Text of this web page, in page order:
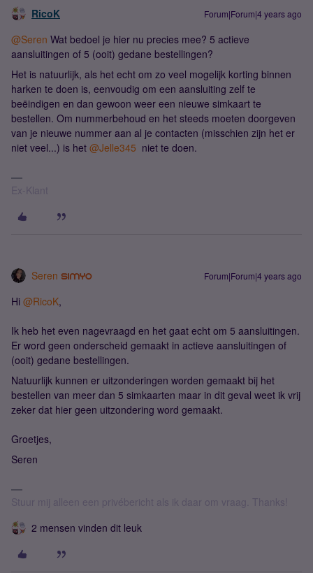
RicoK Forum|Forum|4 years ago
@Seren Wat bedoel je hier nu precies mee? 5 actieve
aansluitingen of 5 (ooit) gedane bestellingen?
Het is natuurlijk, als het echt om zo veel mogelijk korting binnen
harken te doen is, eenvoudig om een aansluiting zelf te
beëindigen en dan gewoon weer een nieuwe simkaart te
bestellen. Om nummerbehoud en het steeds moeten doorgeven
van je nieuwe nummer aan al je contacten (misschien zijn het er
niet veel...) is het @Jelle345 niet te doen.
Ex-Klant
Seren Forum|Forum|4 years ago
Hi @RicoK,
Ik heb het even nagevraagd en het gaat echt om 5 aansluitingen.
Er word geen onderscheid gemaakt in actieve aansluitingen of
(ooit) gedane bestellingen.
Natuurlijk kunnen er uitzonderingen worden gemaakt bij het
bestellen van meer dan 5 simkaarten maar in dit geval weet ik vrij
zeker dat hier geen uitzondering word gemaakt.
Groetjes,
Seren
Stuur mij alleen een privébericht als ik daar om vraag. Thanks!
2 mensen vinden dit leuk